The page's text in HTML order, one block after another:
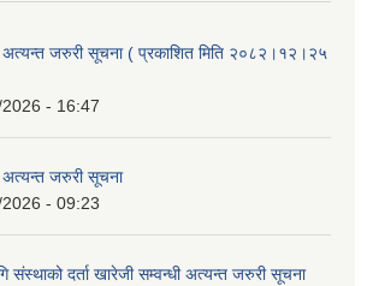
अत्यन्त जरुरी सूचना ( प्रकाशित मिति २०८२।१२।२५
- 16:47
अत्यन्त जरुरी सूचना
- 09:23
संस्थाको दर्ता खारेजी सम्वन्धी अत्यन्त जरुरी सूचना